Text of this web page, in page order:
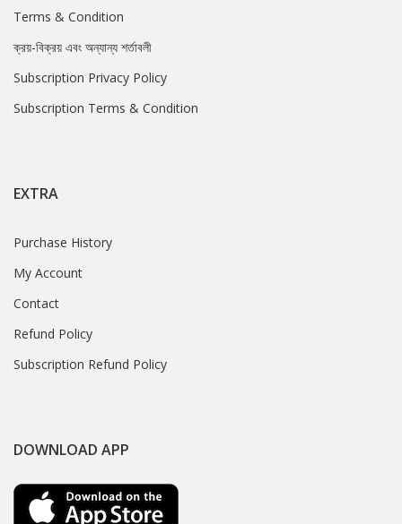
Terms & Condition
ক্রয়-বিক্রয় এবং অন্যান্য শর্তাবলী
Subscription Privacy Policy
Subscription Terms & Condition
EXTRA
Purchase History
My Account
Contact
Refund Policy
Subscription Refund Policy
DOWNLOAD APP